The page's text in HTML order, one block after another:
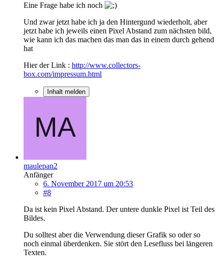
Eine Frage habe ich noch
Und zwar jetzt habe ich ja den Hintergund wiederholt, aber
jetzt habe ich jeweils einen Pixel Abstand zum nächsten bild,
wie kann ich das machen das man das in einem durch gehend
hat
Hier der Link : http://www.collectors-
box.com/impressum.html
Inhalt melden
maulepan2
Anfänger
6. November 2017 um 20:53
#8
Da ist kein Pixel Abstand. Der untere dunkle Pixel ist Teil des
Bildes.
Du solltest aber die Verwendung dieser Grafik so oder so
noch einmal überdenken. Sie stört den Lesefluss bei längeren
Texten.